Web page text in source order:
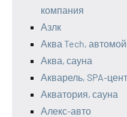
компания
Азлк
Аква Tech,
Аква, сауна
Акварель, SPA-
Акватория, сауна
Алекс-авто